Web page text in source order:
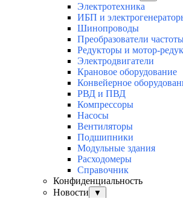
Электротехника
ИБП и
Шинопроводы
Преобразователи
Редукторы и мотор-
Электродвигатели
Крановое оборудование
Конвейерное
РВД и ПВД
Компрессоры
Насосы
Вентиляторы
Подшипники
Модульные здания
Расходомеры
Справочник
Конфиденциальность
Новости
▼